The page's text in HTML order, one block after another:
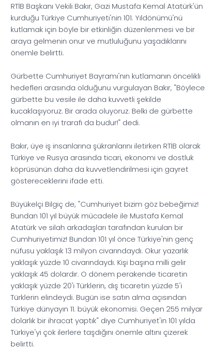
RTİB Başkanı Vekili Bakır, Gazi Mustafa Kemal Atatürk'ün
kurduğu Türkiye Cumhuriyeti'nin 101. Yıldönümü'nü
kutlamak için böyle bir etkinliğin düzenlenmesi ve bir
araya gelmenin onur ve mutluluğunu yaşadıklarını
önemle belirtti.
Gürbette Cumhuriyet Bayramı'nın kutlamanın öncelikli
hedefleri arasında olduğunu vurgulayan Bakır, "Böylece
gürbette bu vesile ile daha kuvvetli şekilde
kucaklaşıyoruz. Bir arada oluyoruz. Belki de gürbette
olmanın en iyi trarafı da budur!" dedi.
Bakır, üye iş insanlarına şükranlarını iletirken RTİB olarak
Türkiye ve Rusya arasında ticari, ekonomi ve dostluk
köprüsünün daha da kuvvetlendirilmesi için gayret
göstereceklerini ifade etti.
Büyükelçi Bilgiç de, "Cumhuriyet bizim göz bebeğimiz!
Bundan 101 yıl büyük mücadele ile Mustafa Kemal
Atatürk ve silah arkadaşları tarafından kurulan bir
Cumhuriyetimiz! Bundan 101 yıl önce Türkiye'nin genç
nüfusu yaklaşık 13 milyon civarındaydı. Okur yazarlık
yaklaşık yüzde 10 civarındaydı. Kişi başına milli gelir
yaklaşık 45 dolardır. O dönem perakende ticaretin
yaklaşık yüzde 20'i Türklerin, dış ticaretin yüzde 5'i
Türklerin elindeydi. Bugün ise satın alma açısından
Türkiye dünyayın 11. büyük ekonomisi. Geçen 255 milyar
dolarlık bir ihracat yaptık" diye Cumhuriyet'in 101 yılda
Türkiye'yi çok ilerlere taşdığını önemle altını çizerek
belirtti.